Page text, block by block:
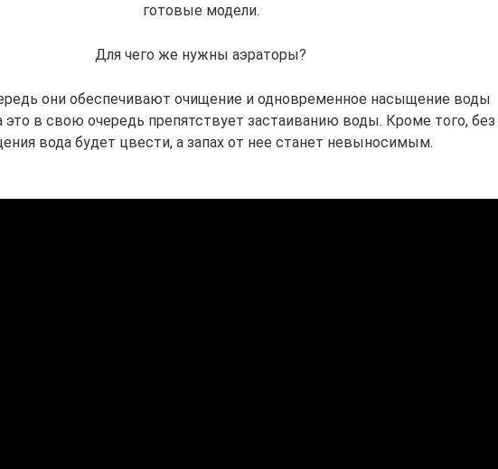
готовые модели.
Для чего же нужны аэраторы?
они обеспечивают очищение и одновременное насыщение воды
это в свою очередь препятствует застаиванию воды. Кроме того, без
вода будет цвести, а запах от нее станет невыносимым.